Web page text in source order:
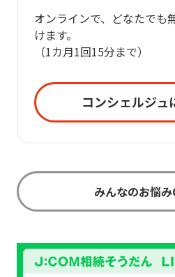
オンラインで、どなたでも
けます。
（1カ月1回15分まで）
コンシェルジュ
みんなのお悩